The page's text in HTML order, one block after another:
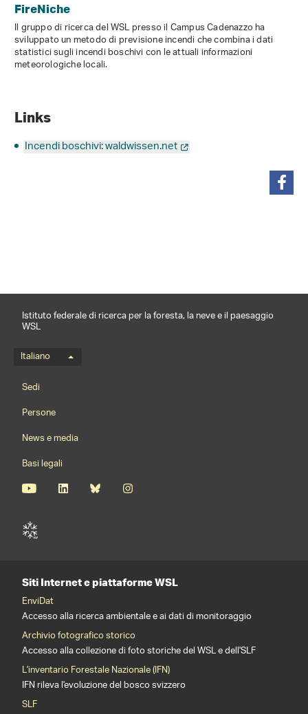
FireNiche
Il gruppo di ricerca del WSL presso il Campus Cadenazzo ha
sviluppato un metodo di previsione incendi che combina i dati
statistici sugli incendi boschivi con le attuali informazioni
meteorologiche locali.
Links
Incendi boschivi: waldwissen.net
Istituto federale di ricerca per la foresta, la neve e il paesaggio
WSL
Menu della lingua
Italiano
Footernavigation
Sedi
Persone
News e media
Basi legali
Siti Internet e piattaforme WSL
EnviDat
Accesso alla ricerca ambientale e ai dati di monitoraggio
Archivio fotografico storico
Accesso alla collezione di foto storiche del WSL e dell'SLF
L'inventario Forestale Nazionale (IFN)
IFN rileva l'evoluzione del bosco svizzero
SLF